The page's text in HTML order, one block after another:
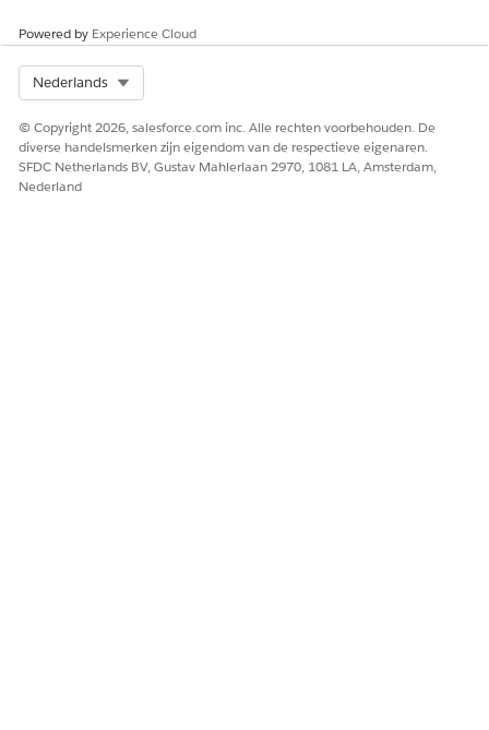
Powered by Experience Cloud
Nederlands
© Copyright 2026, salesforce.com inc. Alle rechten voorbehouden. De
diverse handelsmerken zijn eigendom van de respectieve eigenaren.
SFDC Netherlands BV, Gustav Mahlerlaan 2970, 1081 LA, Amsterdam,
Nederland